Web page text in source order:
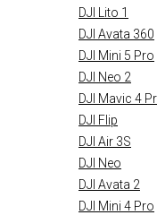
DJI Lito 1
DJI Avata 360
DJI Mini 5 Pro
DJI Neo 2
DJI Mavic 4
DJI Flip
DJI Air 3S
DJI Neo
DJI Avata 2
DJI Mini 4 Pro